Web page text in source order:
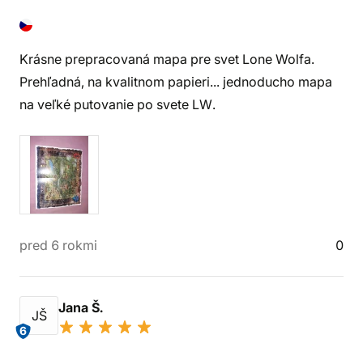
Krásne prepracovaná mapa pre svet Lone Wolfa.
Prehľadná, na kvalitnom papieri... jednoducho mapa
na veľké putovanie po svete LW.
pred 6 rokmi 0
JŠ
6
Jana Š.